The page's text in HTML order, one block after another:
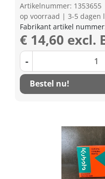
Artikelnummer: 1353655
op voorraad | 3-5 dagen
Fabrikant artikel
€ 14,60 excl.
-
Bestel nu!